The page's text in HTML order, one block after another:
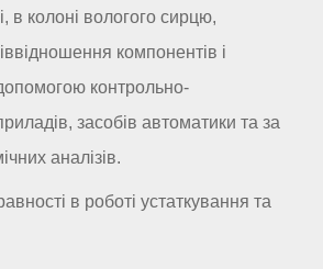
в колоні вологого сирцю,
компонентів і
контрольно-
засобів автоматики та за
аналізів.
в роботі устаткування та